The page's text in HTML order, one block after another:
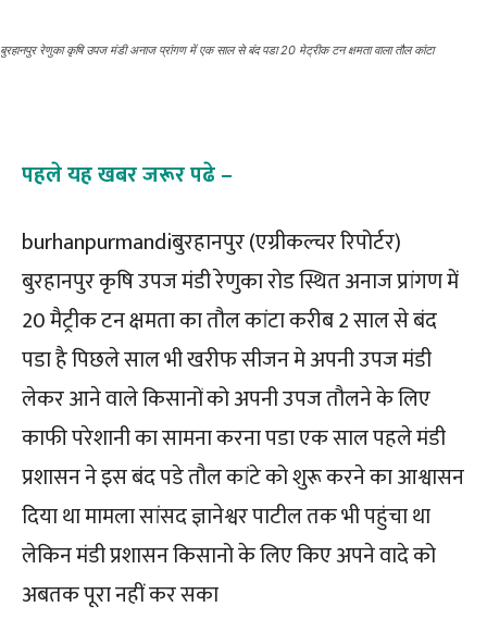
बुरहानपुर रेणुका कृषि उपज मंडी अनाज प्रांगण में एक साल से बंद पडा 20 मेट्रीक टन क्षमता वाला तौल कांटा
पहले यह खबर जरूर पढे –
burhanpurmandiबुरहानपुर (एग्रीकल्चर रिपोर्टर)
बुरहानपुर कृषि उपज मंडी रेणुका रोड स्थित अनाज प्रांगण में
20 मैट्रीक टन क्षमता का तौल कांटा करीब 2 साल से बंद
पडा है पिछले साल भी खरीफ सीजन मे अपनी उपज मंडी
लेकर आने वाले किसानों को अपनी उपज तौलने के लिए
काफी परेशानी का सामना करना पडा एक साल पहले मंडी
प्रशासन ने इस बंद पडे तौल कांटे को शुरू करने का आश्वासन
दिया था मामला सांसद ज्ञानेश्वर पाटील तक भी पहुंचा था
लेकिन मंडी प्रशासन किसानो के लिए किए अपने वादे को
अबतक पूरा नहीं कर सका